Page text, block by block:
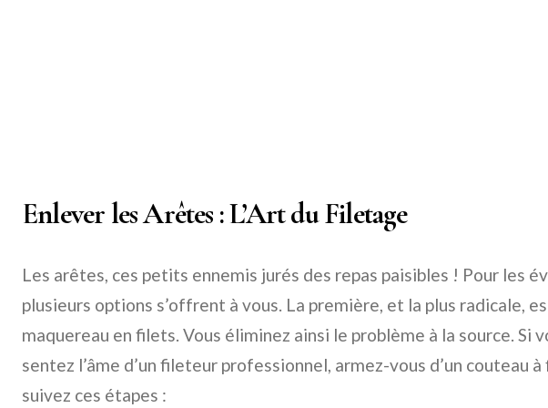
Enlever les Arêtes : L’Art du Filetage
Les arêtes, ces petits ennemis jurés des repas paisibles ! Pour les
plusieurs options s’offrent à vous. La première, et la plus radicale,
maquereau en filets. Vous éliminez ainsi le problème à la source. Si
sentez l’âme d’un fileteur professionnel, armez-vous d’un couteau
suivez ces étapes :